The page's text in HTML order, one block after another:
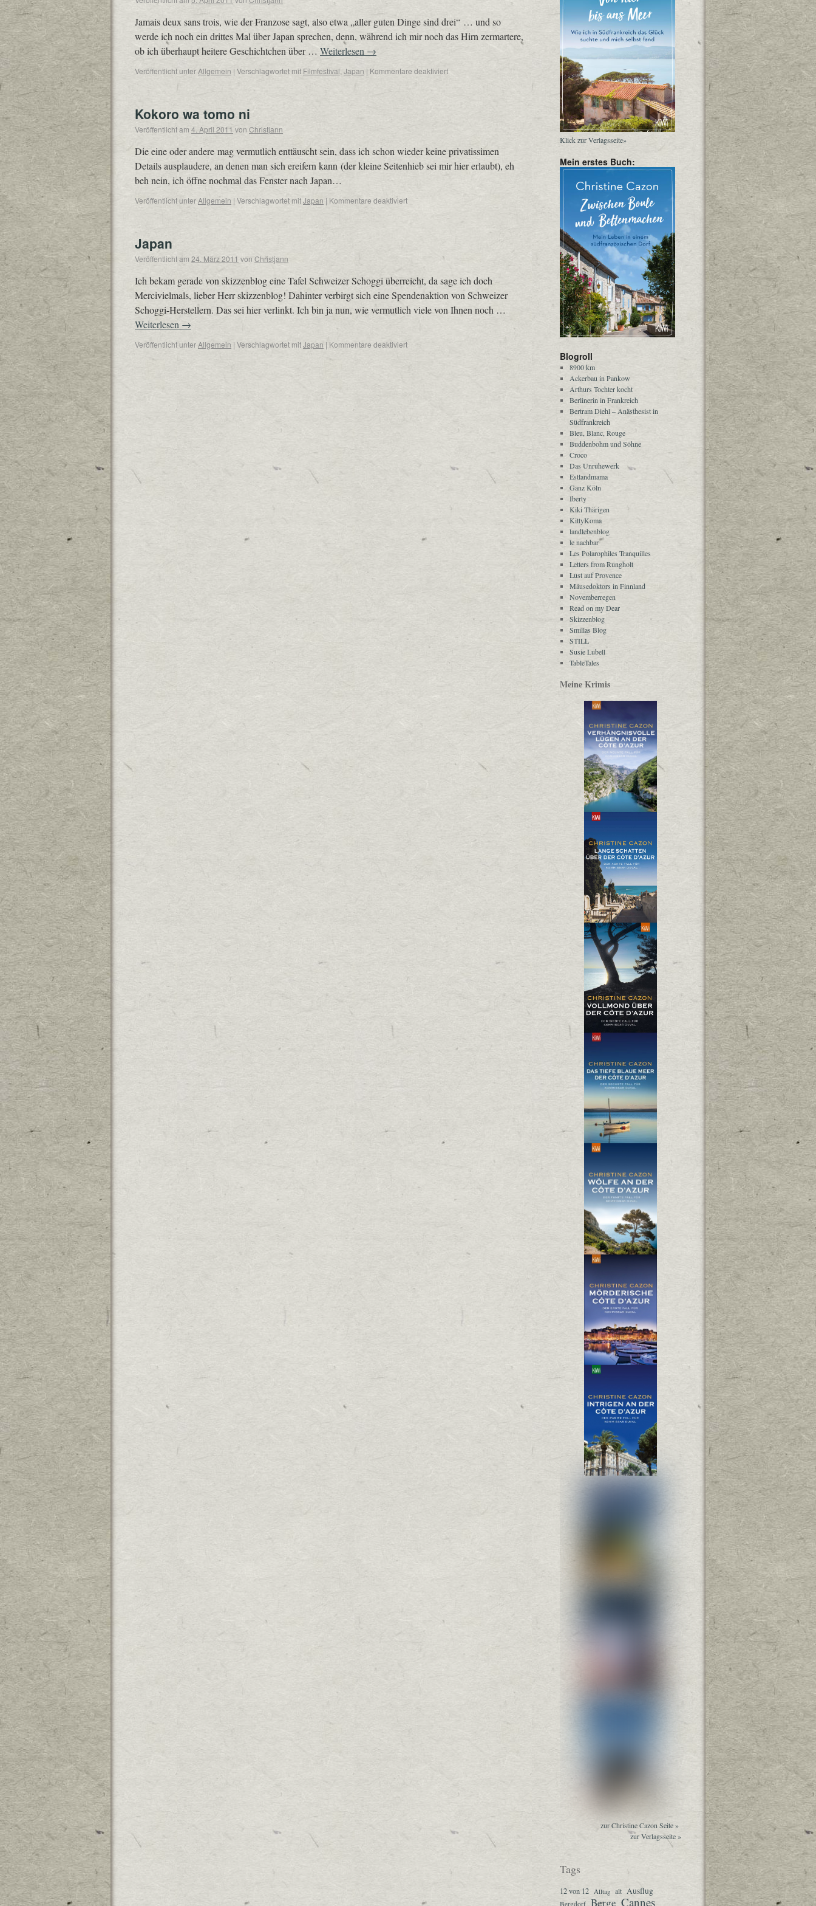
Jamais deux sans trois, wie der Franzose sagt, also etwa „aller guten Dinge sind drei“ … und so
werde ich noch ein drittes Mal über Japan sprechen, denn, während ich mir noch das Hirn zermartere,
ob ich überhaupt heitere Geschichtchen über …Weiterlesen →
Veröffentlicht unterAllgemein | Verschlagwortet mit Filmfestival, Japan | Kommentare deaktiviert
Kokoro wa tomo ni
Veröffentlicht am 4. April 2011 von Christjann
Die eine oder andere mag vermutlich enttäuscht sein, dass ich schon wieder keine privatissimen
Details ausplaudere, an denen man sich ereifern kann (der kleine Seitenhieb sei mir hier erlaubt), eh
beh nein, ich öffne nochmal das Fenster nach Japan…
Veröffentlicht unterAllgemein | Verschlagwortet mitJapan | Kommentare deaktiviert
Japan
Veröffentlicht am 24. März 2011 von Christjann
Ich bekam gerade von skizzenblog eine Tafel Schweizer Schoggi überreicht, da sage ich doch
Mercivielmals, lieber Herr skizzenblog! Dahinter verbirgt sich eine Spendenaktion von Schweizer
Schoggi-Herstellern. Das sei hier verlinkt. Ich bin ja nun, wie vermutlich viele von Ihnen noch …
Weiterlesen →
Veröffentlicht unterAllgemein | Verschlagwortet mitJapan | Kommentare deaktiviert
Klick zur Verlagsseite»
Mein erstes Buch:
Blogroll
8900 km
Ackerbau in Pankow
Arthurs Tochter kocht
Berlinerin in Frankreich
Bertram Diehl – Anästhesist in
Südfrankreich
Bleu, Blanc, Rouge
Buddenbohm und Söhne
Croco
Das Unruhewerk
Estlandmama
Ganz Köln
Iberty
Kiki Thärigen
KittyKoma
landlebenblog
le nachbar
Les Polarophiles Tranquilles
Letters from Rungholt
Lust auf Provence
Mäusedoktors in Finnland
Novemberregen
Read on my Dear
Skizzenblog
Smillas Blog
STILL
Susie Lubell
TableTales
Meine Krimis
zur Christine Cazon Seite »
zur Verlagsseite »
Tags
12 von 12 Alltag alt Ausflug
Bergdorf Berge Cannes